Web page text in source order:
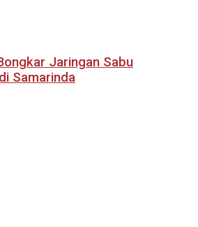
Jaringan Sabu
Samarinda